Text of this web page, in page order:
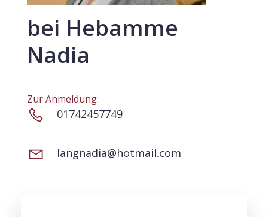
bei Hebamme
Nadia
Zur Anmeldung:
01742457749
langnadia@hotmail.com